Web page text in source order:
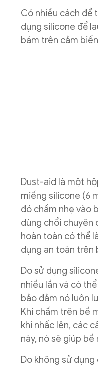
Có nhiều cách để
dụng silicone để
bám trên cảm
Dust-aid là một
miếng silicone (6
đó chấm nhẹ vào
dùng chổi chuyên
hoàn toàn có thể
dụng an toàn trên
Do sử dụng
nhiều lần và có
bảo đảm nó luôn
Khi chấm trên bề
khi nhấc lên, các
này, nó sẽ giúp
Do không sử